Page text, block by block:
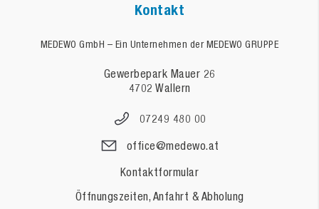
Kontakt
MEDEWO GmbH – Ein Unternehmen der MEDEWO GRUPPE
Gewerbepark Mauer 26
4702 Wallern
07249 480 00
office@medewo.at
Kontaktformular
Öffnungszeiten, Anfahrt & Abholung